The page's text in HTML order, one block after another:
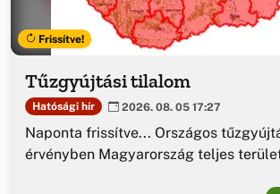
Frissítve!
Tűzgyújtási tilalom
Hatósági hír 2026. 08. 05 17:27
Naponta frissítve... Országos
érvényben Magyarország teljes